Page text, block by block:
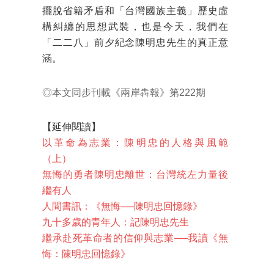
擺脫省籍矛盾和「台灣國族主義」歷史虛
構糾纏的思想武裝，也是今天，我們在
「二二八」前夕紀念陳明忠先生的真正意
涵。
◎本文同步刊載《兩岸犇報》第222期
【延伸閱讀】
以革命為志業：陳明忠的人格與風範
（上）
無悔的勇者陳明忠離世：台灣統左力量後
繼有人
人間書訊：《無悔──陳明忠回憶錄》
九十多歲的青年人：記陳明忠先生
繼承赴死革命者的信仰與志業──我讀《無
悔：陳明忠回憶錄》